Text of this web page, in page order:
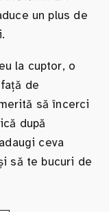
un plus de
la cuptor, o
de
să încerci
după
ceva
să te bucuri de